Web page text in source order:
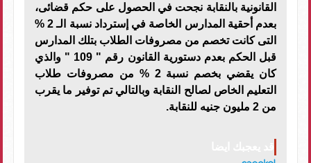
القانونية بالنقابة نجحت في الحصول على حكم قضائى،
بعدم أحقية المدارس الخاصة في إسترداد نسبة الـ 2 %
التى كانت تخصم من مصروفات الطلاب بتلك المدارس
قبل الحكم بعدم دستورية القانون رقم " 109 " والذي
كان يقضي بخصم نسبة 2 % من مصروفات طلاب
التعليم الخاص لصالح النقابة وبالتالي تم توفير ما يقرب
من 2 مليون جنيه للنقابة.